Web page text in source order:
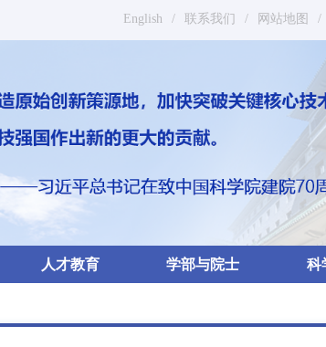
English / 联系我们 / 网站地图 /
人才教育 学部与院士 科